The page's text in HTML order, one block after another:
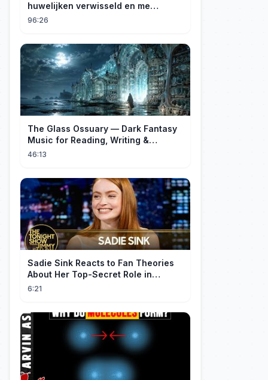
huwelijken verwisseld en me
gedwongen te trouwen met een
96:26
The Glass Ossuary — Dark Fantasy
Music for Reading, Writing &
Ancient Archives
46:13
Sadie Sink Reacts to Fan Theories
About Her Top-Secret Role in
Spider-Man: Brand New Day
6:21